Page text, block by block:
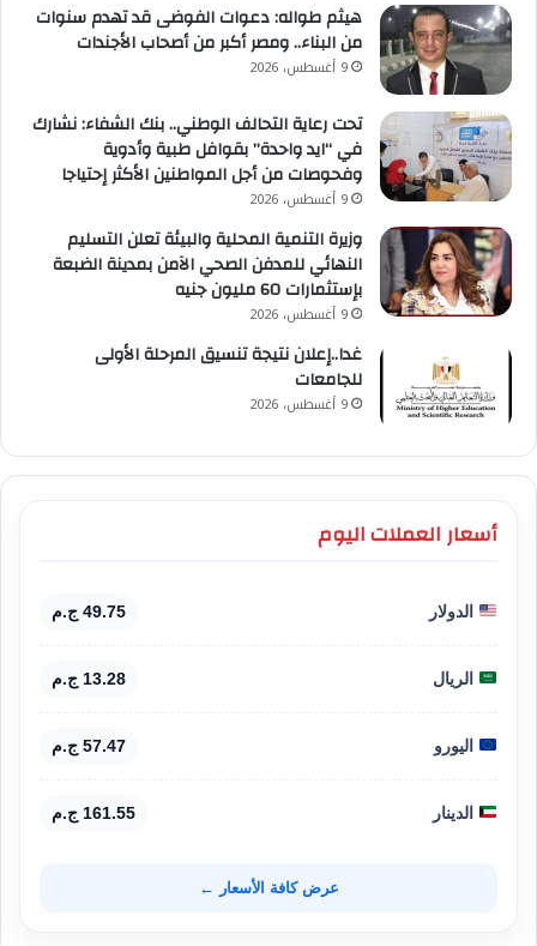
هيثم طواله: دعوات الفوضى قد تهدم سنوات
من البناء.. ومصر أكبر من أصحاب الأجندات
9 أغسطس، 2026
تحت رعاية التحالف الوطني.. بنك الشفاء: نشارك
في “ايد واحدة” بقوافل طبية وأدوية
وفحوصات من أجل المواطنين الأكثر إحتياجا
9 أغسطس، 2026
وزيرة التنمية المحلية والبيئة تعلن التسليم
النهائي للمدفن الصحي الآمن بمدينة الضبعة
بإستثمارات 60 مليون جنيه
9 أغسطس، 2026
غدا..إعلان نتيجة تنسيق المرحلة الأولى
للجامعات
9 أغسطس، 2026
أسعار العملات اليوم
الدولار 49.75 ج.م
الريال 13.28 ج.م
اليورو 57.47 ج.م
الدينار 161.55 ج.م
عرض كافة الأسعار ←